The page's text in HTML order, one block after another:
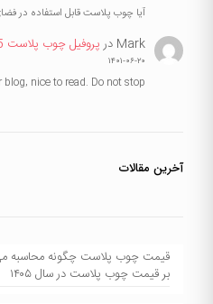
آیا چوب پلاست قابل استفاده در
Mark درپروفیل چوب پلاست Dl15
۱۴۰۱-۰۶-۲۰
nice to read. Do not stop.
آخرین مقالات
قیمت چوب پلاست چگونه محاسبه
بر قیمت چوب پلاست در سال ۱۴۰۵